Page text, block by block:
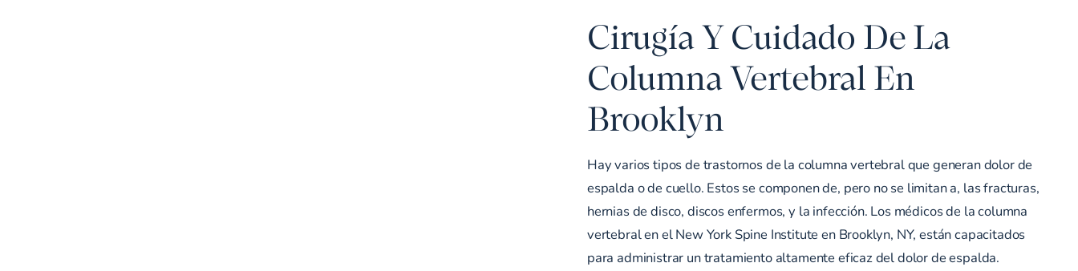
Cirugía Y Cuidado De La
Columna Vertebral En
Brooklyn
Hay varios tipos de trastornos de la columna vertebral que generan dolor de
espalda o de cuello. Estos se componen de, pero no se limitan a, las fracturas,
hernias de disco, discos enfermos, y la infección. Los médicos de la columna
vertebral en el New York Spine Institute en Brooklyn, NY, están capacitados
para administrar un tratamiento altamente eficaz del dolor de espalda.